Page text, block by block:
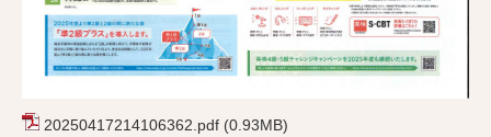
20250417214106362.pdf (0.93MB)